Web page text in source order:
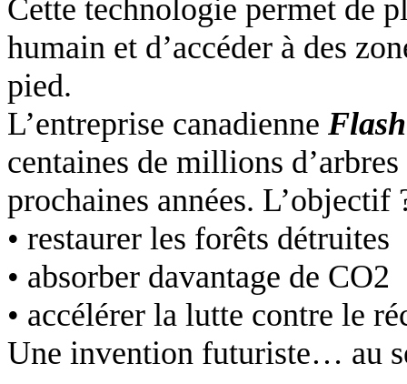
Cette technologie permet de
humain et d’accéder à des
pied.
L’entreprise canadienne
centaines de millions
prochaines années. L’objectif
• restaurer les forêts détruites
• absorber davantage de CO2
• accélérer la lutte contre le
Une invention futuriste… au